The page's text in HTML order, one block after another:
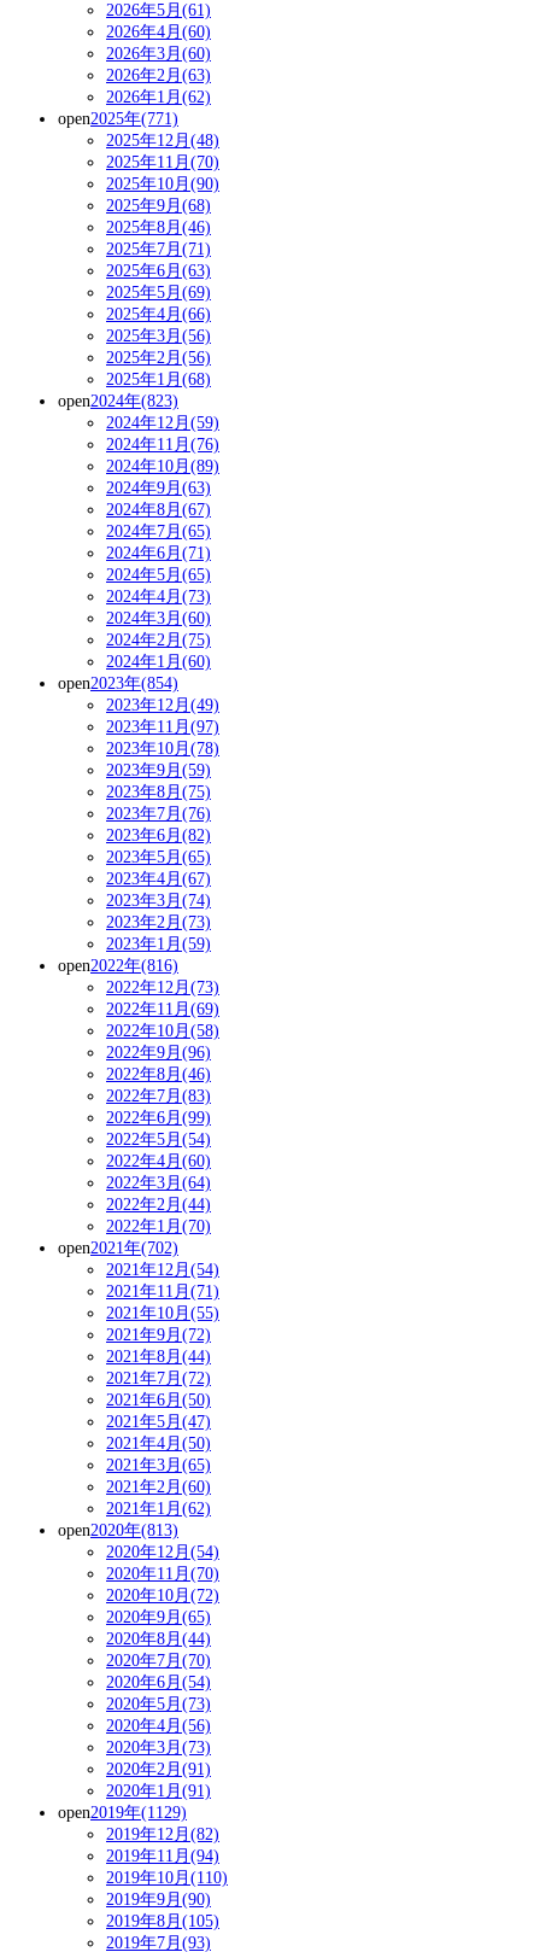
2026年5月(61)
2026年4月(60)
2026年3月(60)
2026年2月(63)
2026年1月(62)
open2025年(771)
2025年12月(48)
2025年11月(70)
2025年10月(90)
2025年9月(68)
2025年8月(46)
2025年7月(71)
2025年6月(63)
2025年5月(69)
2025年4月(66)
2025年3月(56)
2025年2月(56)
2025年1月(68)
open2024年(823)
2024年12月(59)
2024年11月(76)
2024年10月(89)
2024年9月(63)
2024年8月(67)
2024年7月(65)
2024年6月(71)
2024年5月(65)
2024年4月(73)
2024年3月(60)
2024年2月(75)
2024年1月(60)
open2023年(854)
2023年12月(49)
2023年11月(97)
2023年10月(78)
2023年9月(59)
2023年8月(75)
2023年7月(76)
2023年6月(82)
2023年5月(65)
2023年4月(67)
2023年3月(74)
2023年2月(73)
2023年1月(59)
open2022年(816)
2022年12月(73)
2022年11月(69)
2022年10月(58)
2022年9月(96)
2022年8月(46)
2022年7月(83)
2022年6月(99)
2022年5月(54)
2022年4月(60)
2022年3月(64)
2022年2月(44)
2022年1月(70)
open2021年(702)
2021年12月(54)
2021年11月(71)
2021年10月(55)
2021年9月(72)
2021年8月(44)
2021年7月(72)
2021年6月(50)
2021年5月(47)
2021年4月(50)
2021年3月(65)
2021年2月(60)
2021年1月(62)
open2020年(813)
2020年12月(54)
2020年11月(70)
2020年10月(72)
2020年9月(65)
2020年8月(44)
2020年7月(70)
2020年6月(54)
2020年5月(73)
2020年4月(56)
2020年3月(73)
2020年2月(91)
2020年1月(91)
open2019年(1129)
2019年12月(82)
2019年11月(94)
2019年10月(110)
2019年9月(90)
2019年8月(105)
2019年7月(93)